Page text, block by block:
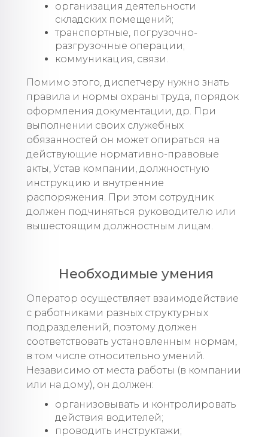
организация деятельности
складских помещений;
транспортные, погрузочно-
разгрузочные операции;
коммуникация, связи.
Помимо этого, диспетчеру нужно знать
правила и нормы охраны труда, порядок
оформления документации, др. При
выполнении своих служебных
обязанностей он может опираться на
действующие нормативно-правовые
акты, Устав компании, должностную
инструкцию и внутренние
распоряжения. При этом сотрудник
должен подчиняться руководителю или
вышестоящим должностным лицам.
Необходимые умения
Оператор осуществляет взаимодействие
с работниками разных структурных
подразделений, поэтому должен
соответствовать установленным нормам,
в том числе относительно умений.
Независимо от места работы (в компании
или на дому), он должен:
организовывать и контролировать
действия водителей;
проводить инструктажи;